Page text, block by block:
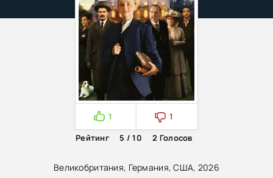
Великобритания, Германия, США, 2026
1
1
Рейтинг
5 / 10 2 Голосов